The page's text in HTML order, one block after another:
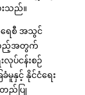
းသည်။
ရေစီ အသွင်
စ်သည့်အတွက်
ပ်ငန်းစဉ်
ခံမူနှင့် နိုင်ငံရေး
တည်ပြု